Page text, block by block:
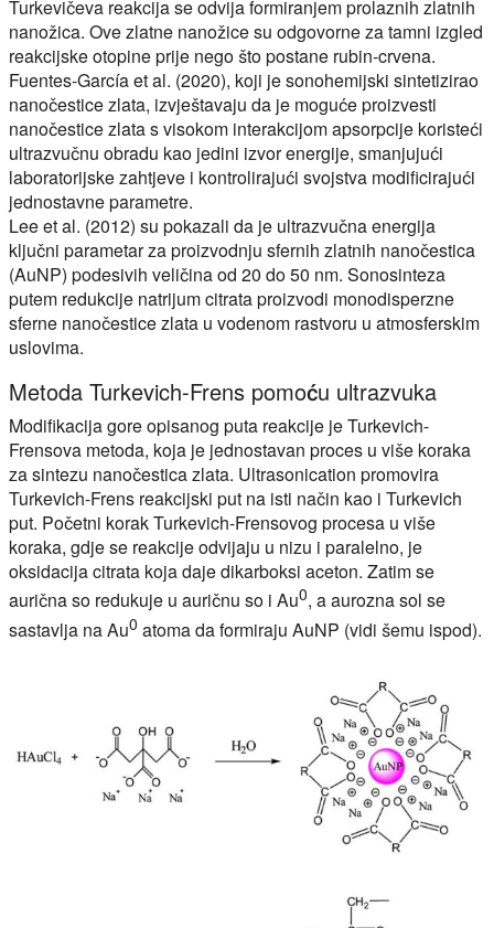
Turkevičeva reakcija se odvija formiranjem prolaznih zlatnih
nanožica. Ove zlatne nanožice su odgovorne za tamni izgled
reakcijske otopine prije nego što postane rubin-crvena.
Fuentes-García et al. (2020), koji je sonohemijski sintetizirao
nanočestice zlata, izvještavaju da je moguće proizvesti
nanočestice zlata s visokom interakcijom apsorpcije koristeći
ultrazvučnu obradu kao jedini izvor energije, smanjujući
laboratorijske zahtjeve i kontrolirajući svojstva modificirajući
jednostavne parametre.
Lee et al. (2012) su pokazali da je ultrazvučna energija
ključni parametar za proizvodnju sfernih zlatnih nanočestica
(AuNP) podesivih veličina od 20 do 50 nm. Sonosinteza
putem redukcije natrijum citrata proizvodi monodisperzne
sferne nanočestice zlata u vodenom rastvoru u atmosferskim
uslovima.
Metoda Turkevich-Frens pomoću ultrazvuka
Modifikacija gore opisanog puta reakcije je Turkevich-
Frensova metoda, koja je jednostavan proces u više koraka
za sintezu nanočestica zlata. Ultrasonication promovira
Turkevich-Frens reakcijski put na isti način kao i Turkevich
put. Početni korak Turkevich-Frensovog procesa u više
koraka, gdje se reakcije odvijaju u nizu i paralelno, je
oksidacija citrata koja daje dikarboksi aceton. Zatim se
aurična so redukuje u auričnu so i Au0, a aurozna sol se
sastavlja na Au0 atoma da formiraju AuNP (vidi šemu ispod).